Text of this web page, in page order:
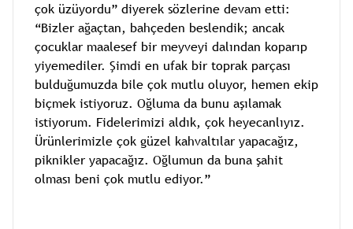
çok üzüyordu” diyerek sözlerine devam etti:
“Bizler ağaçtan, bahçeden beslendik; ancak
çocuklar maalesef bir meyveyi dalından koparıp
yiyemediler. Şimdi en ufak bir toprak parçası
bulduğumuzda bile çok mutlu oluyor, hemen ekip
biçmek istiyoruz. Oğluma da bunu aşılamak
istiyorum. Fidelerimizi aldık, çok heyecanlıyız.
Ürünlerimizle çok güzel kahvaltılar yapacağız,
piknikler yapacağız. Oğlumun da buna şahit
olması beni çok mutlu ediyor.”